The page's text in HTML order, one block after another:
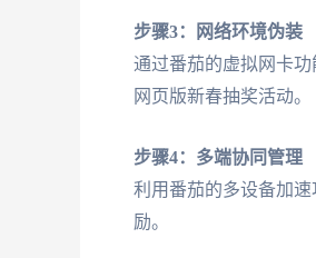
步骤3：网络环境伪装
通过番茄的虚拟网卡
网页版新春抽奖活动。
步骤4：多端协同管理
利用番茄的多设备加
励。